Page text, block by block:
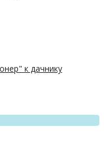
к дачнику